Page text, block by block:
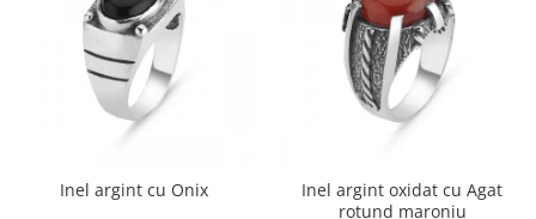
Inel argint cu Onix
Inel argint oxidat cu Agat
rotund maroniu